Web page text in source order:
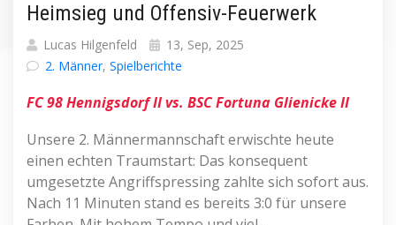
Heimsieg und Offensiv-Feuerwerk
Lucas Hilgenfeld
13, Sep, 2025
2. Männer, Spielberichte
FC 98 Hennigsdorf II vs. BSC Fortuna Glienicke II
Unsere 2. Männermannschaft erwischte heute
einen echten Traumstart: Das konsequent
umgesetzte Angriffspressing zahlte sich sofort aus.
Nach 11 Minuten stand es bereits 3:0 für unsere